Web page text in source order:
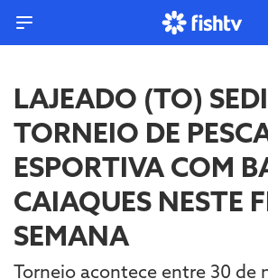
LAJEADO (TO)
TORNEIO DE
ESPORTIVA COM
CAIAQUES NESTE
SEMANA
Torneio acontece entre 30 de